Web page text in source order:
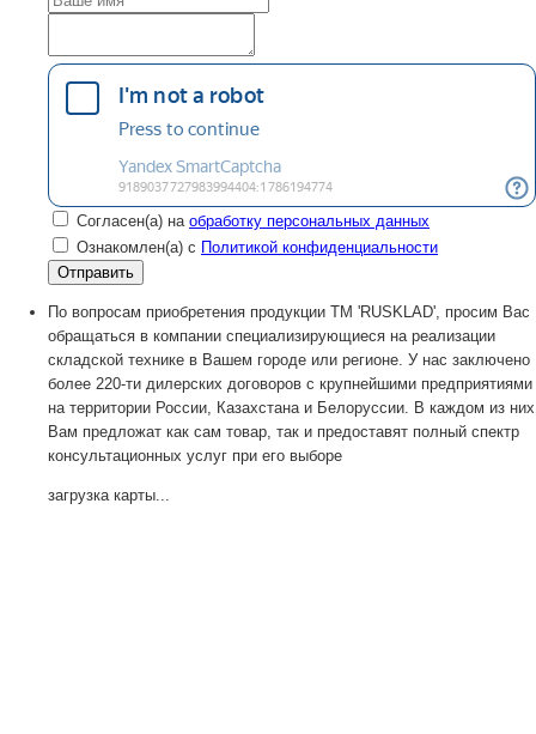
Согласен(а) на обработку персональных данных
Ознакомлен(а) с Политикой конфиденциальности
По вопросам приобретения продукции TM 'RUSKLAD', просим Вас
обращаться в компании специализирующиеся на реализации
складской технике в Вашем городе или регионе. У нас заключено
более 220-ти дилерских договоров с крупнейшими предприятиями
на территории России, Казахстана и Белоруссии. В каждом из них
Вам предложат как сам товар, так и предоставят полный спектр
консультационных услуг при его выборе
загрузка карты...